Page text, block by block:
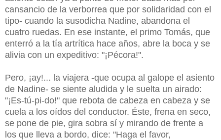
cansancio de la verborrea que por solidaridad con el
tipo- cuando la susodicha Nadine, abandona el
cuatro ruedas. En ese instante, el primo Tomás, que
enterró a la tía artrítica hace años, abre la boca y se
alivia con un expeditivo: "¡Pécora!".
Pero, ¡ay!... la viajera -que ocupa al galope el asiento
de Nadine- se siente aludida y le suelta un airado:
"¡Es-tú-pi-do!" que rebota de cabeza en cabeza y se
cuela a los oídos del conductor. Éste, frena en seco,
se pone de pie, gira sobra sí y mirando de frente a
los que lleva a bordo, dice: "Haga el favor,